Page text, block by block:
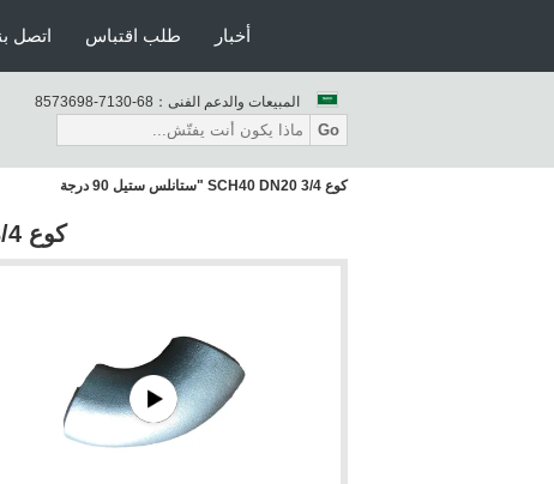
اتصل طلب اقتباس أخبار
المبيعات والدعم الفنى： 86-0317-8963758
Go
كوع SCH40 DN20 3/4 "ستانلس ستيل 90 درجة
كوع SCH40 DN20 3/4 "ستانلس ستيل 90 درجة